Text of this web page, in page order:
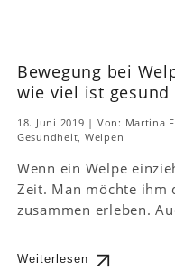
Bewegung bei
wie viel ist
18. Juni 2019 | Von: Martina
Gesundheit, Welpen
Wenn ein Welpe
Zeit. Man möchte ihm
zusammen erleben.
Weiterlesen